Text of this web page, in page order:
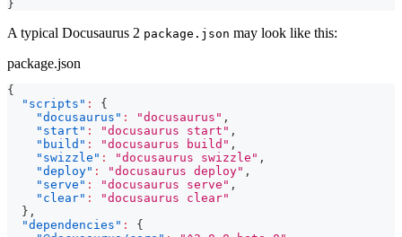
}
A typical Docusaurus 2 package.json may look like this:
package.json
{
"scripts" :
{
"docusaurus" : "docusaurus" ,
"start" : "docusaurus start" ,
"build" : "docusaurus build" ,
"swizzle" : "docusaurus swizzle" ,
"deploy" : "docusaurus deploy" ,
"serve" : "docusaurus serve" ,
"clear" :
"docusaurus clear"
} ,
"dependencies" :
{